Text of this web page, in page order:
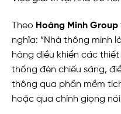
Theo Hoàng Minh Group
nghĩa: “Nhà thông minh
hàng điều khiển các
thống đèn chiếu sáng,
thông qua phần mềm
hoặc qua chính giọng